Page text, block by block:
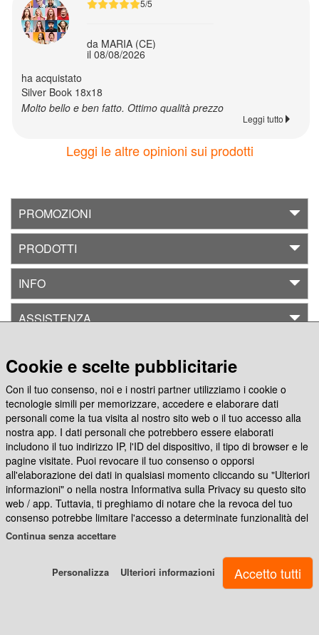
Card&Box
Biglietto
20x9
Biglietti
visita
Giga
card
Cartelline
scuola
Cartelline
personalizzate
5/5
da MARIA (CE)
il 08/08/2026
ha acquistato
Silver Book 18x18
Molto bello e ben fatto. Ottimo qualità prezzo
Leggi tutto
Leggi le altre opinioni sui prodotti
PROMOZIONI
PRODOTTI
INFO
ASSISTENZA
Seguici su
App Photocity Gratis
Cookie e scelte pubblicitarie
Con il tuo consenso, noi e i nostri partner utilizziamo i cookie o
tecnologie simili per memorizzare, accedere e elaborare dati
personali come la tua visita al nostro sito web o il tuo accesso alla
nostra app. I dati personali che potrebbero essere elaborati
includono il tuo indirizzo IP, l'ID del dispositivo, il tipo di browser e le
pagine visitate. Puoi revocare il tuo consenso o opporsi
all'elaborazione dei dati in qualsiasi momento cliccando su "Ulteriori
informazioni" o nella nostra Informativa sulla Privacy su questo sito
web / app. Tuttavia, ti preghiamo di notare che la revoca del tuo
consenso potrebbe limitare l'accesso a determinate funzionalità del
nostro sito web o dell'app.
Noi e i nostri partner ci atteniamo al seguente trattamento dei dati:
Archiviare informazioni su dispositivo e/o accedervi, Dati di
geolocalizzazione precisi e identificazione attraverso la scansione
Continua senza accettare
Personalizza Ulteriori informazioni